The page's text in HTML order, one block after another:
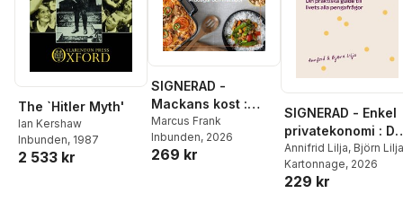
The `Hitler Myth'
Ian Kershaw
Inbunden, 1987
2 533 kr
SIGNERAD -
Mackans kost :
Middagar och
matlådor
Marcus Frank
Inbunden, 2026
269 kr
SIGNERAD - Enkel
privatekonomi :
praktiska guide till
livets alla
pengafrågor
Annifrid Lilja, Björn Lilja
Kartonnage, 2026
229 kr